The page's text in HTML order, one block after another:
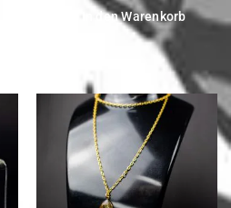
In den Warenkorb